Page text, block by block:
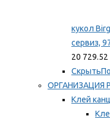
кукол
сервиз,
20 729.52
Скрыть
ОРГАНИЗАЦИЯ
Клей